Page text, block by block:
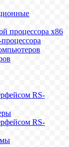
процессора x86
RS-
RS-